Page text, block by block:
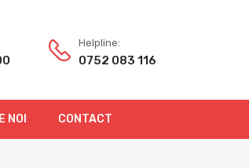
Helpline:
0752 083 116
NOI CONTACT